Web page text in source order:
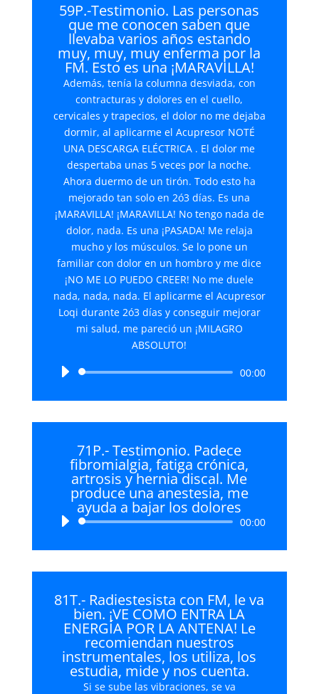
59P.-Testimonio. Las personas
que me conocen saben que
llevaba varios años estando
muy, muy, muy enferma por la
FM. Esto es una ¡MARAVILLA!
Además, tenía la columna desviada, con
contracturas y dolores en el cuello,
cervicales y trapecios, el dolor no me dejaba
dormir, al aplicarme el Acupresor NOTÉ
UNA DESCARGA ELÉCTRICA . El dolor me
despertaba unas 5 veces por la noche.
Ahora duermo de un tirón. Todo esto ha
mejorado tan solo en 2ó3 días. Es una
¡MARAVILLA! ¡MARAVILLA! No tengo nada de
dolor, nada. Es una ¡PASADA! Me relaja
mucho y los músculos. Se lo pone un
familiar con dolor en un hombro y me dice
¡NO ME LO PUEDO CREER! No me duele
nada, nada, nada. El aplicarme el Acupresor
Loqi durante 2ó3 días y conseguir mejorar
mi salud, me pareció un ¡MILAGRO
ABSOLUTO!
Reproductor
audio
00:00
71P.- Testimonio. Padece
fibromialgia, fatiga crónica,
artrosis y hernia discal. Me
produce una anestesia, me
ayuda a bajar los dolores
Reproductor
audio
00:00
81T.- Radiestesista con FM, le va
bien. ¡VE COMO ENTRA LA
ENERGÍA POR LA ANTENA! Le
recomiendan nuestros
instrumentales, los utiliza, los
estudia, mide y nos cuenta.
Si se sube las vibraciones, se va